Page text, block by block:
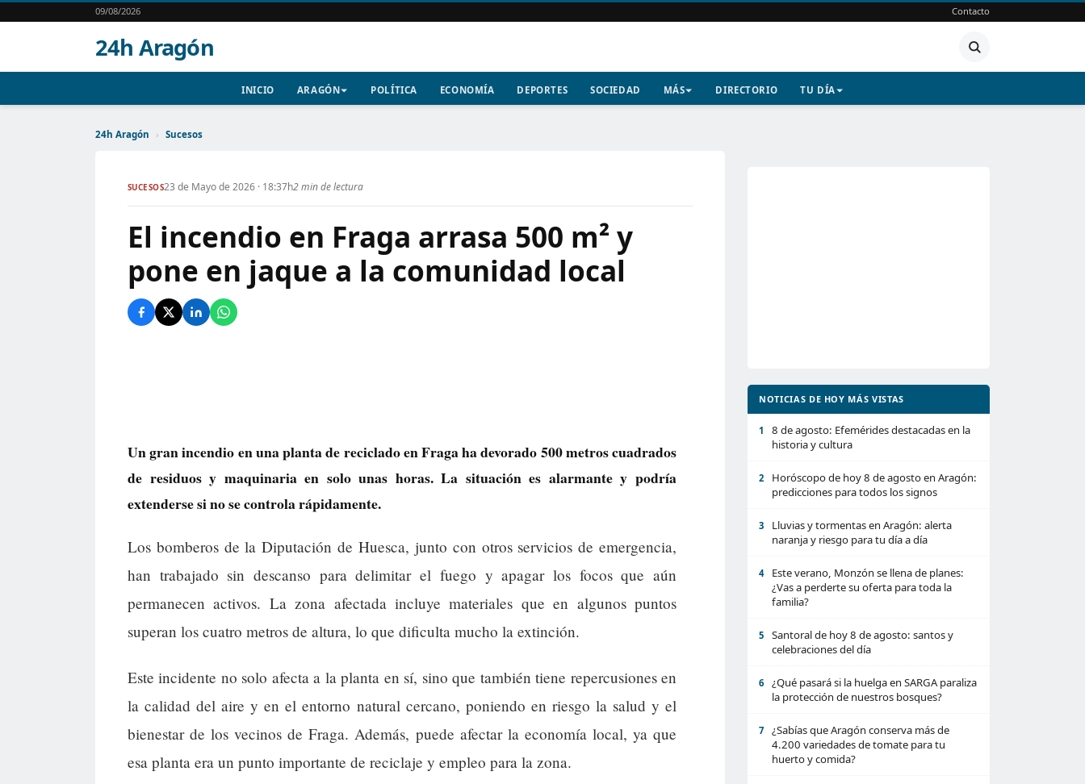
09/08/2026 Contacto
24h Aragón
INICIO ARAGÓN POLÍTICA ECONOMÍA DEPORTES SOCIEDAD MÁS DIRECTORIO TU DÍA
24h Aragón › Sucesos
SUCESOS23 de Mayo de 2026 · 18:37h2 min de lectura
El incendio en Fraga arrasa 500 m² y
pone en jaque a la comunidad local
Un gran incendio en una planta de reciclado en Fraga ha devorado 500 metros cuadrados
de residuos y maquinaria en solo unas horas. La situación es alarmante y podría
extenderse si no se controla rápidamente.
Los bomberos de la Diputación de Huesca, junto con otros servicios de emergencia,
han trabajado sin descanso para delimitar el fuego y apagar los focos que aún
permanecen activos. La zona afectada incluye materiales que en algunos puntos
superan los cuatro metros de altura, lo que dificulta mucho la extinción.
Este incidente no solo afecta a la planta en sí, sino que también tiene repercusiones en
la calidad del aire y en el entorno natural cercano, poniendo en riesgo la salud y el
bienestar de los vecinos de Fraga. Además, puede afectar la economía local, ya que
esa planta era un punto importante de reciclaje y empleo para la zona.
NOTICIAS DE HOY MÁS VISTAS
1
8 de agosto: Efemérides destacadas en la
historia y cultura
2
Horóscopo de hoy 8 de agosto en Aragón:
predicciones para todos los signos
3
Lluvias y tormentas en Aragón: alerta
naranja y riesgo para tu día a día
4
Este verano, Monzón se llena de planes:
¿Vas a perderte su oferta para toda la
familia?
5
Santoral de hoy 8 de agosto: santos y
celebraciones del día
6
¿Qué pasará si la huelga en SARGA paraliza
la protección de nuestros bosques?
7
¿Sabías que Aragón conserva más de
4.200 variedades de tomate para tu
huerto y comida?